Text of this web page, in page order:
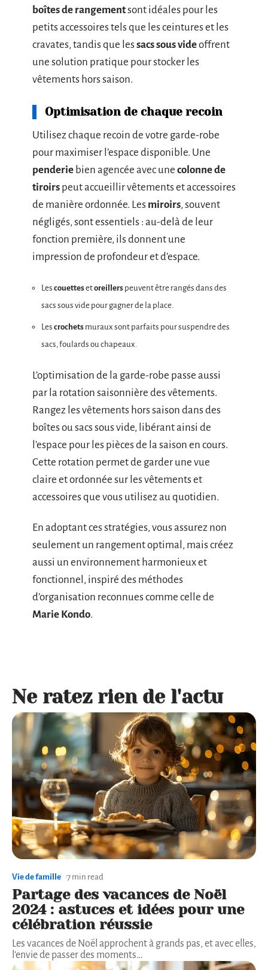
boîtes de rangementsont idéales pour les
petits accessoires tels que les ceintures et les
cravates, tandis que lessacs sous videoffrent
une solution pratique pour stocker les
vêtements hors saison.
Optimisation de chaque recoin
Utilisez chaque recoin de votre garde-robe
pour maximiser l’espace disponible. Une
penderie bien agencée avec une colonne de
tiroirs peut accueillir vêtements et accessoires
de manière ordonnée. Les miroirs, souvent
négligés, sont essentiels : au-delà de leur
fonction première, ils donnent une
impression de profondeur et d’espace.
Les couettesetoreillers peuvent être rangés dans des
sacs sous vide pour gagner de la place.
Les crochets muraux sont parfaits pour suspendre des
sacs, foulards ou chapeaux.
L’optimisation de la garde-robe passe aussi
par la rotation saisonnière des vêtements.
Rangez les vêtements hors saison dans des
boîtes ou sacs sous vide, libérant ainsi de
l’espace pour les pièces de la saison en cours.
Cette rotation permet de garder une vue
claire et ordonnée sur les vêtements et
accessoires que vous utilisez au quotidien.
En adoptant ces stratégies, vous assurez non
seulement un rangement optimal, mais créez
aussi un environnement harmonieux et
fonctionnel, inspiré des méthodes
d’organisation reconnues comme celle de
Marie Kondo.
Ne ratez rien de l'actu
Vie de famille 7 min read
Partage des vacances de Noël
2024 : astuces et idées pour une
célébration réussie
Les vacances de Noël approchent à grands pas, et avec elles,
l'envie de passer des moments…